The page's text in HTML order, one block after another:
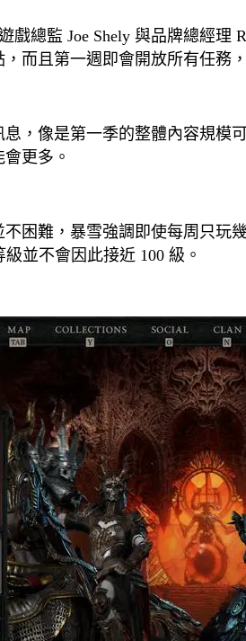
戲總監 Joe Shely 與品牌總經理
而且第一週即會開放所有任務
，像是第一季的整體內容規模
更多。
困難，暴雪強調即使每周只玩
並不會因此接近 100 級。